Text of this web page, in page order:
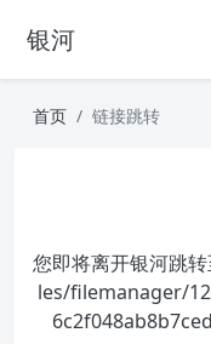
银河
首页 链接跳转
您即将离开银河跳转
les/filemanager/